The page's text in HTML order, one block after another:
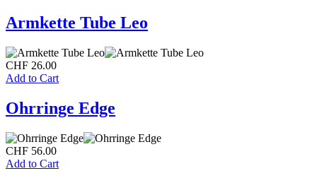
Armkette Tube Leo
CHF 26.00
Add to Cart
Ohrringe Edge
CHF 56.00
Add to Cart